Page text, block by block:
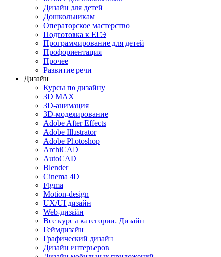
Дизайн для детей
Дошкольникам
Операторское мастерство
Подготовка к ЕГЭ
Программирование для детей
Профориентация
Прочее
Развитие речи
Дизайн
Курсы по дизайну
3D MAX
3D-анимация
3D-моделирование
Adobe After Effects
Adobe Illustrator
Adobe Photoshop
ArchiCAD
AutoCAD
Blender
Cinema 4D
Figma
Motion-design
UX/UI дизайн
Web-дизайн
Все курсы категории: Дизайн
Геймдизайн
Графический дизайн
Дизайн интерьеров